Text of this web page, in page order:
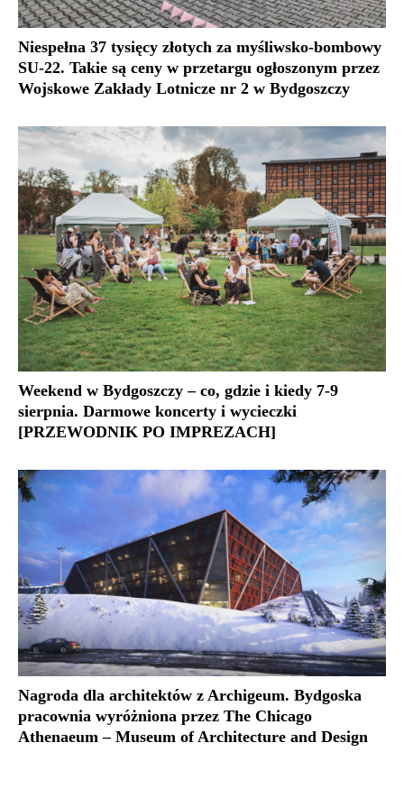
Niespełna 37 tysięcy złotych za myśliwsko-bombowy
SU-22. Takie są ceny w przetargu ogłoszonym przez
Wojskowe Zakłady Lotnicze nr 2 w Bydgoszczy
Weekend w Bydgoszczy – co, gdzie i kiedy 7-9
sierpnia. Darmowe koncerty i wycieczki
[PRZEWODNIK PO IMPREZACH]
Nagroda dla architektów z Archigeum. Bydgoska
pracownia wyróżniona przez The Chicago
Athenaeum – Museum of Architecture and Design